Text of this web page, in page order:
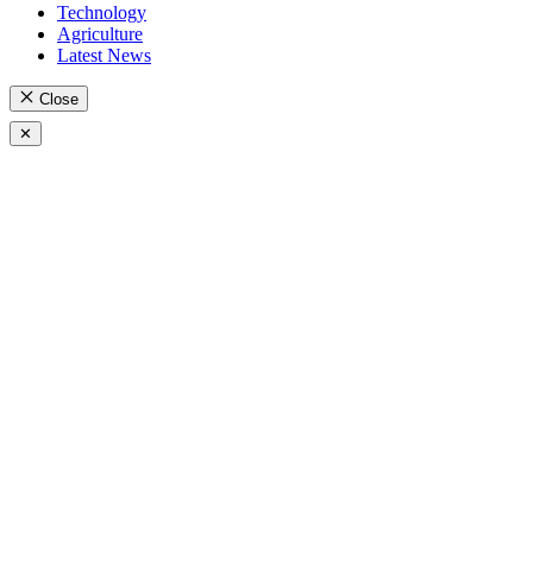
Technology
Agriculture
Latest News
Close
✕